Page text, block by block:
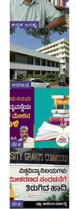
ಕನ್ನಡ ಜಗತ್ತು
ಅಪರಾಧ
ದೇಶ
ದೇಶ